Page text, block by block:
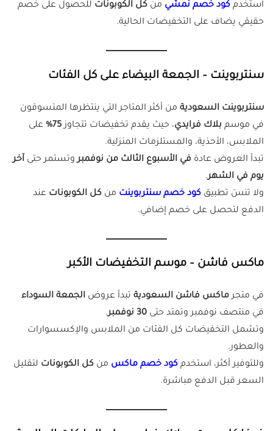
استخدم كود خصم نمشي من كل الكوبونات للحصول على خصم
حقيقي يضاف على التخفيضات الحالية.
سنتربوينت – الجمعة البيضاء على كل الفئات
سنتربوينت السعودية من أكثر المتاجر التي ينتظرها المتسوقون
في موسم بلاك فرايدي، حيث يقدم تخفيضات تتجاوز75%
على
الملابس، الأحذية، والمستلزمات المنزلية.
تبدأ العروض عادة في الأسبوع الثالث من نوفمبروتستمر حتى آخر
يوم في الشهر.
ولا تنسَ تطبيق كود خصم سنتربوينت من كل الكوبونات عند
الدفع لتحصل على خصم إضافي.
ماكس فاشن – موسم التخفيضات الأكبر
في متجرماكس فاشن السعودية تبدأ عروض الجمعة السوداء
في منتصف نوفمبر وتمتد حتى 30 نوفمبر
.
وتشمل التخفيضات كل الفئات من الملابس والإكسسوارات
والعطور.
وللتوفير أكثر، استخدم كود خصم ماكس من كل الكوبونات لتقليل
السعر قبل الدفع مباشرة.